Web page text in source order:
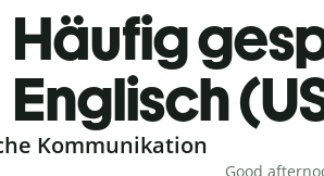
Häufig
Englisch
Kommunikation
Good